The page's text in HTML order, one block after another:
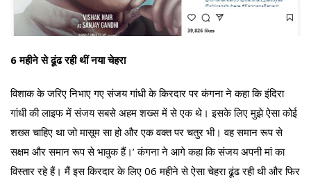
6 महीने से ढूंढ रही थीं नया चेहरा
विशाक के जरिए निभाए गए संजय गांधी के किरदार पर कंगना ने कहा कि इंदिरा
गांधी की लाइफ में संजय सबसे अहम शख्स में से एक थे। इसके लिए मुझे ऐसा कोई
शख्स चाहिए था जो मासूम सा हो और एक वक्त पर चतुर भी। वह समान रूप से
सक्षम और समान रूप से भावुक हैं।’ कंगना ने आगे कहा कि संजय अपनी मां का
विस्तार रहे हैं। मैं इस किरदार के लिए 06 महीने से ऐसा चेहरा ढूंढ रही थी और फिर